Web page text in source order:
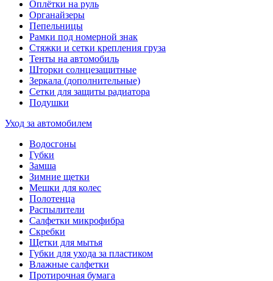
Оплётки на руль
Органайзеры
Пепельницы
Рамки под номерной знак
Стяжки и сетки крепления груза
Тенты на автомобиль
Шторки солнцезащитные
Зеркала (дополнительные)
Сетки для защиты радиатора
Подушки
Уход за автомобилем
Водосгоны
Губки
Замша
Зимние щетки
Мешки для колес
Полотенца
Распылители
Салфетки микрофибра
Скребки
Щетки для мытья
Губки для ухода за пластиком
Влажные салфетки
Протирочная бумага